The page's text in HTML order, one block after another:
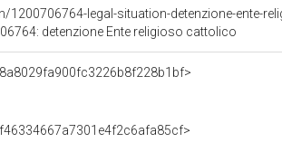
legal-situation-detenzione-ente-
detenzione Ente religioso cattolico